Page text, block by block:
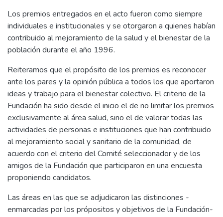
Los premios entregados en el acto fueron como siempre
individuales e institucionales y se otorgaron a quienes habían
contribuido al mejoramiento de la salud y el bienestar de la
población durante el año 1996.
Reiteramos que el propósito de los premios es reconocer
ante los pares y la opinión pública a todos los que aportaron
ideas y trabajo para el bienestar colectivo. El criterio de la
Fundación ha sido desde el inicio el de no limitar los premios
exclusivamente al área salud, sino el de valorar todas las
actividades de personas e instituciones que han contribuido
al mejoramiento social y sanitario de la comunidad, de
acuerdo con el criterio del Comité seleccionador y de los
amigos de la Fundación que participaron en una encuesta
proponiendo candidatos.
Las áreas en las que se adjudicaron las distinciones -
enmarcadas por los própositos y objetivos de la Fundación-